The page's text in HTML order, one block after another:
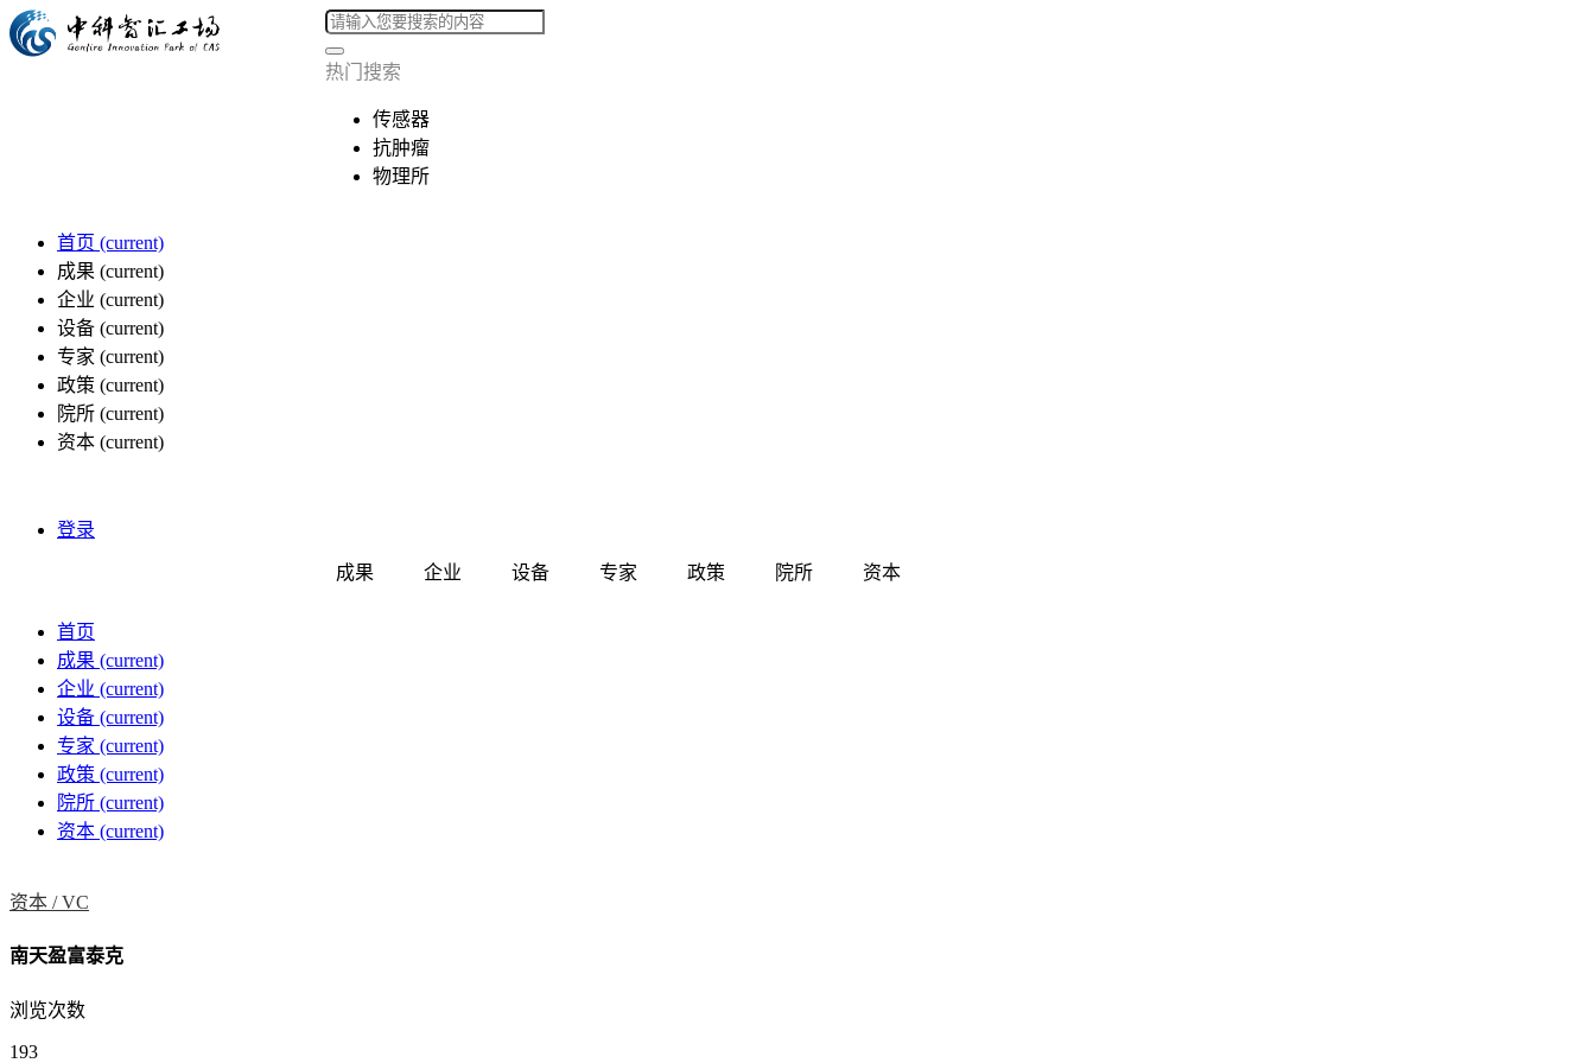
热门搜索
传感器
抗肿瘤
物理所
首页 (current)
成果 (current)
企业 (current)
设备 (current)
专家 (current)
政策 (current)
院所 (current)
资本 (current)
登录
成果 企业 设备 专家 政策 院所 资本
首页
成果 (current)
企业 (current)
设备 (current)
专家 (current)
政策 (current)
院所 (current)
资本 (current)
资本 /VC
南天盈富泰克
浏览次数
193